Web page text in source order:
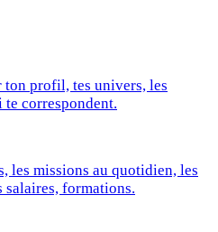
profil, tes univers, les
correspondent.
les missions au quotidien, les
salaires, formations.